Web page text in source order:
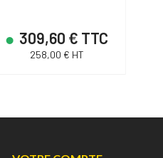
309,60 € TTC
258,00 € HT